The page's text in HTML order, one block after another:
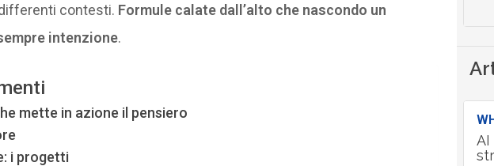
contesti. Formule calate dall’alto che nascondo un
intenzione.
mette in azione il pensiero
i progetti
AI